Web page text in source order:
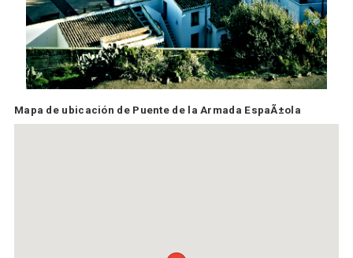
Mapa de ubicación de Puente de la Armada EspaÃ±ola